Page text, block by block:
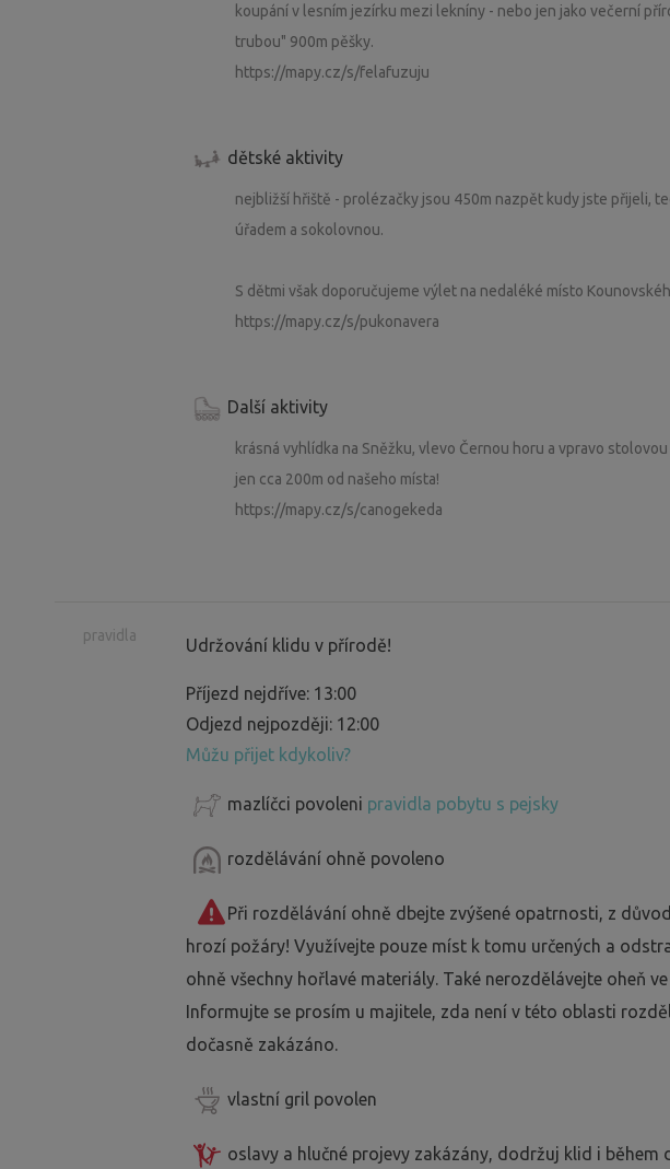
koupání v lesním jezírku mezi lekníny - nebo jen jako večerní
trubou" 900m pěšky.
https://mapy.cz/s/felafuzuju
dětské aktivity
nejbližší hřiště - prolézačky jsou 450m nazpět kudy jste přijeli,
úřadem a sokolovnou.
S dětmi však doporučujeme výlet na nedaléké místo
https://mapy.cz/s/pukonavera
Další aktivity
krásná vyhlídka na Sněžku, vlevo Černou horu a vpravo
jen cca 200m od našeho místa!
https://mapy.cz/s/canogekeda
pravidla Udržování klidu v přírodě!
Příjezd nejdříve: 13:00
Odjezd nejpozději: 12:00
Můžu přijet kdykoliv?
mazlíčci povoleni pravidla pobytu s pejsky
rozdělávání ohně povoleno
Při rozdělávání ohně dbejte zvýšené opatrnosti, z
hrozí požáry! Využívejte pouze míst k tomu určených a
ohně všechny hořlavé materiály. Také nerozdělávejte oheň
Informujte se prosím u majitele, zda není v této oblasti
dočasně zakázáno.
vlastní gril povolen
oslavy a hlučné projevy zakázány, dodržuj klid i během